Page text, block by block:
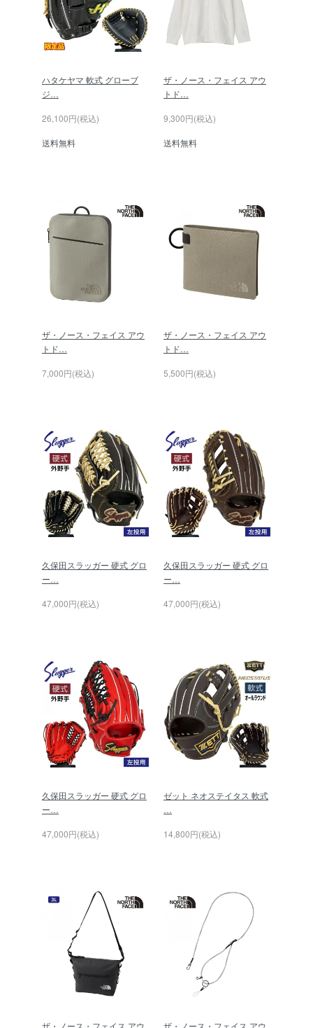
ハタケヤマ 軟式 グローブ
ジ…
26,100円(税込)
送料無料
ザ・ノース・フェイス アウ
トド…
9,300円(税込)
送料無料
ザ・ノース・フェイス アウ
トド…
7,000円(税込)
ザ・ノース・フェイス アウ
トド…
5,500円(税込)
久保田スラッガー 硬式 グロ
ー…
47,000円(税込)
久保田スラッガー 硬式 グロ
ー…
47,000円(税込)
久保田スラッガー 硬式 グロ
ー…
47,000円(税込)
ゼット ネオステイタス 軟式
…
14,800円(税込)
ザ・ノース・フェイス アウ ザ・ノース・フェイス アウ